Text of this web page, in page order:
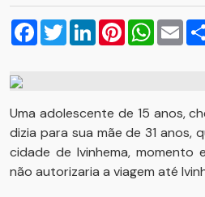
Facebook
TwitterLinkedInPinterest
Uma adolescente de 15 anos,
dizia para sua mãe de 31 anos,
cidade de Ivinhema, momento
não autorizaria a viagem até